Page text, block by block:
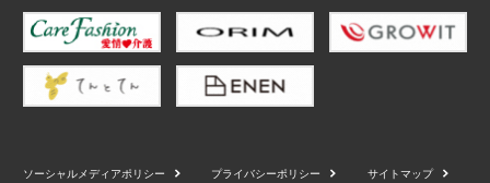
ソーシャルメディアポリシー プライバシーポリシー サイトマップ